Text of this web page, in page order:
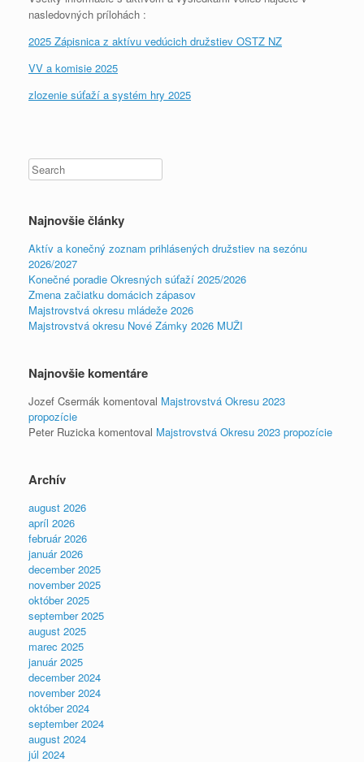
nasledovných prílohách :
2025 Zápisnica z aktívu vedúcich družstiev OSTZ NZ
VV a komisie 2025
zlozenie súťaží a systém hry 2025
Najnovšie články
Aktív a konečný zoznam prihlásených družstiev na sezónu
2026/2027
Konečné poradie Okresných súťaží 2025/2026
Zmena začiatku domácich zápasov
Majstrovstvá okresu mládeže 2026
Majstrovstvá okresu Nové Zámky 2026 MUŽI
Najnovšie komentáre
Jozef Csermák komentoval Majstrovstvá Okresu 2023
propozície
Peter Ruzicka komentoval Majstrovstvá Okresu 2023 propozície
Archív
august 2026
apríl 2026
február 2026
január 2026
december 2025
november 2025
október 2025
september 2025
august 2025
marec 2025
január 2025
december 2024
november 2024
október 2024
september 2024
august 2024
júl 2024